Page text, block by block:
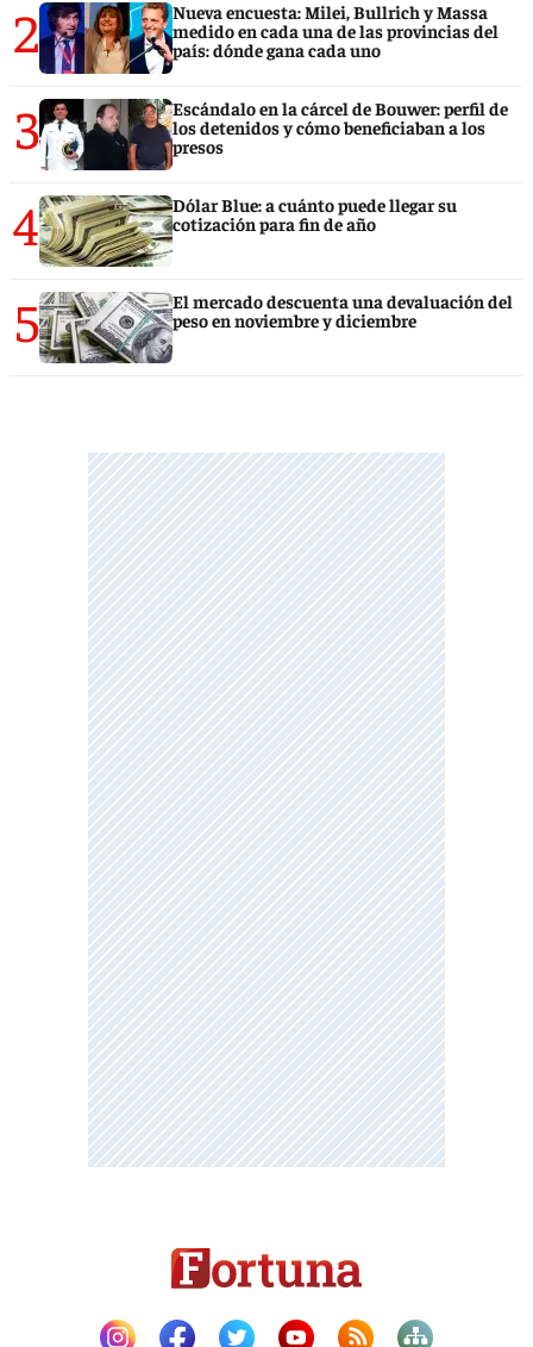
2
Nueva encuesta: Milei, Bullrich y Massa
medido en cada una de las provincias del
país: dónde gana cada uno
3
Escándalo en la cárcel de Bouwer: perfil de
los detenidos y cómo beneficiaban a los
presos
4
Dólar Blue: a cuánto puede llegar su
cotización para fin de año
5
El mercado descuenta una devaluación del
peso en noviembre y diciembre